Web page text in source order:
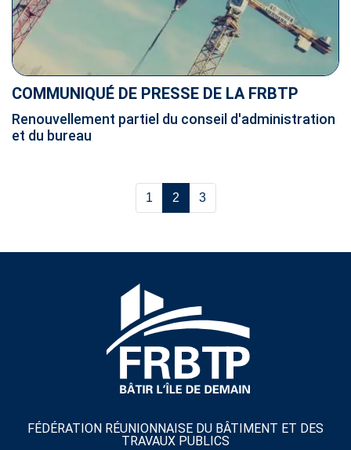
COMMUNIQUÉ DE PRESSE DE LA FRBTP
Renouvellement partiel du conseil d'administration
et du bureau
1 2 3
FÉDÉRATION RÉUNIONNAISE DU BÂTIMENT ET DES
TRAVAUX PUBLICS